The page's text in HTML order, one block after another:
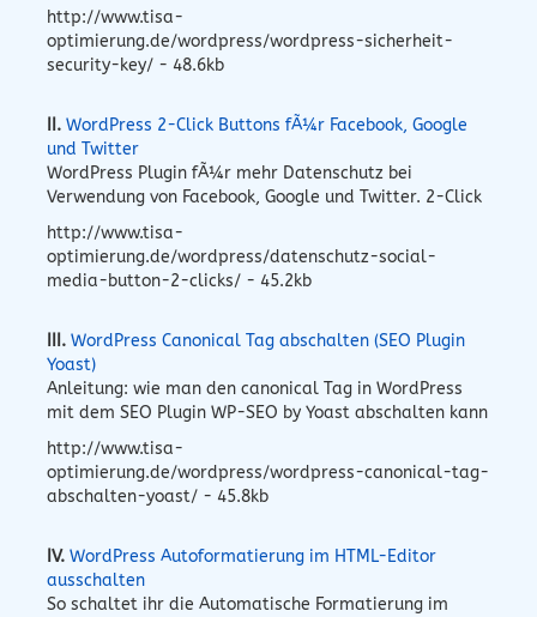
http://www.tisa-
optimierung.de/wordpress/wordpress-sicherheit-
security-key/ - 48.6kb
II. WordPress 2-Click Buttons fÃ¼r Facebook, Google
und Twitter
WordPress Plugin fÃ¼r mehr Datenschutz bei
Verwendung von Facebook, Google und Twitter. 2-Click
http://www.tisa-
optimierung.de/wordpress/datenschutz-social-
media-button-2-clicks/ - 45.2kb
III. WordPress Canonical Tag abschalten (SEO Plugin
Yoast)
Anleitung: wie man den canonical Tag in WordPress
mit dem SEO Plugin WP-SEO by Yoast abschalten kann
http://www.tisa-
optimierung.de/wordpress/wordpress-canonical-tag-
abschalten-yoast/ - 45.8kb
IV. WordPress Autoformatierung im HTML-Editor
ausschalten
So schaltet ihr die Automatische Formatierung im